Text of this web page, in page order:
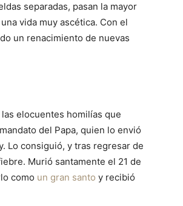
separadas, pasan la mayor
vida muy ascética. Con el
un renacimiento de nuevas
elocuentes homilías que
del Papa, quien lo envió
Lo consiguió, y tras regresar de
Murió santamente el 21 de
como un gran santo y recibió